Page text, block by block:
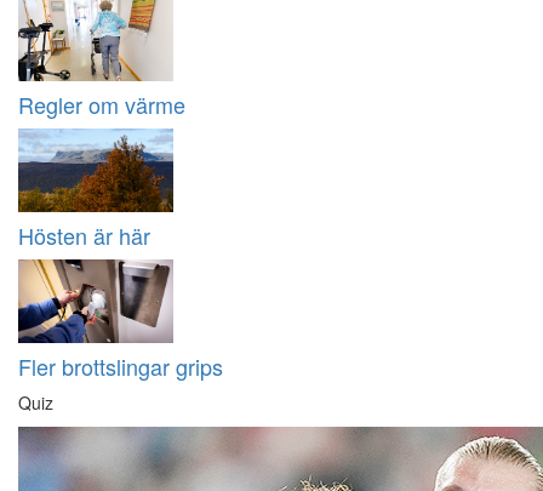
Regler om värme
Hösten är här
Fler brottslingar grips
Quiz